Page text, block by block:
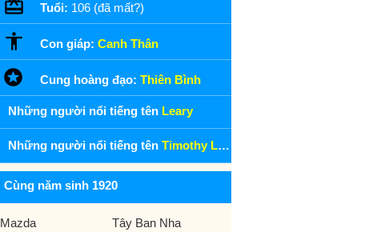
Tuổi: 106 (đã mất?)
Con giáp: Canh Thân
Cung hoàng đạo: Thiên Bình
Những người nổi tiếng tên Leary
Những người nổi tiếng tên Timothy Leary
Cùng năm sinh 1920
Mazda
Tây Ban Nha